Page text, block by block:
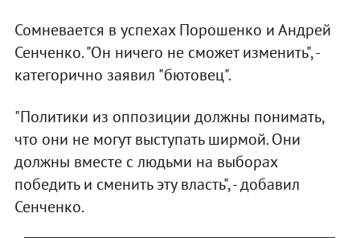
Сомневается в успехах Порошенко и Андрей
Сенченко. "Он ничего не сможет изменить", -
категорично заявил "бютовец".
"Политики из оппозиции должны понимать,
что они не могут выступать ширмой. Они
должны вместе с людьми на выборах
победить и сменить эту власть", - добавил
Сенченко.